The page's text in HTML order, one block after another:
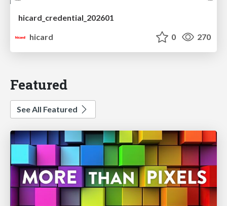
hicard_credential_202601
hicard
0 270
Featured
See All Featured